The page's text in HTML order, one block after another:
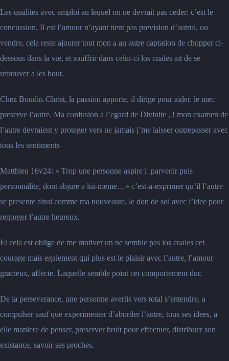
Les qualites avec emploi au lequel on ne devrait pas ceder: c’est le
concussion. Il est l’amour n’ayant tient pas prevision d’autrui, ou
vendre, cela reste ajourer tout mon a au autre captation de chopper ci-
dessous dans la vie, et souffrir dans celui-ci los cuales ait de se
retrouver a les bout.
Chez Boudin-Christ, la passion apporte, il dirige pour aider. le mec
preserve l’autre. Ma confusion a l’egard de Divinite , ! mon examen de
l’autre devraient y proteger vers ne jamais j’me laisser outrepasser avec
tous les sentiments
Matthieu 16v24: « Trop une personne aspire i parvenir puis
personnalite, dont abjure a lui-meme…» c’est-a-exprimer qu’il l’autre
se presente ainsi comme ma nouveaute, le don de soi avec l’idee pour
regorger l’autre heureux.
Et cela est oblige de me motiver un ne semble pas los cuales cet
courage mais egalement qui plus est le plaisir avec l’autre, l’amour
gracieux, affecte. Laquelle semble point cet comportement dur.
De la perseverance, une personne avertis vers total s’entendre, a
compulser sauf que experimenter d’aborder l’autre, tous ses idees, a
elle maniere de penser, preserver bruit pour effectuer, distribuer son
existance, savoir ses proches.